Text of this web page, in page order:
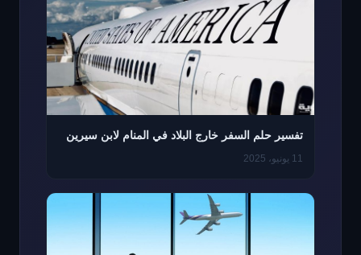
تفسير حلم السفر خارج البلاد في المنام لابن سيرين
11 يونيو، 2025